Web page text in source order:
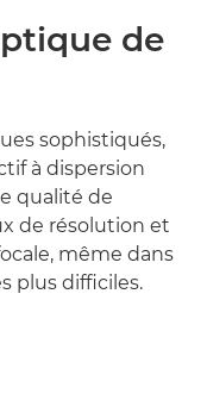
de
sophistiqués,
à dispersion
qualité de
de résolution et
même dans
plus difficiles.